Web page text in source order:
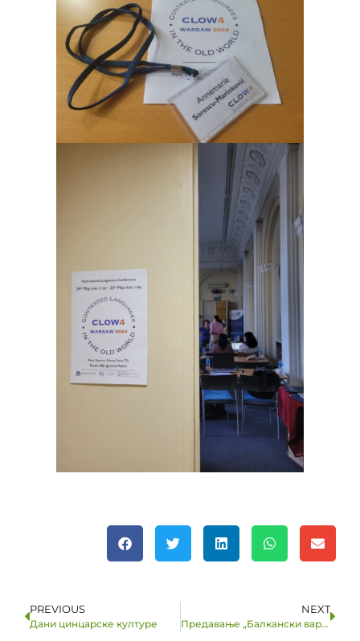
PREVIOUS
Дани цинцарске културе
NEXT
Предавање „Балкански варијетети у Србији“